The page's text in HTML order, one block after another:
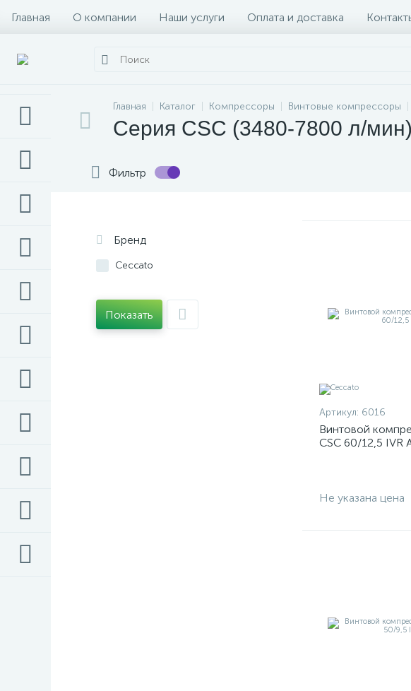
Главная О компании Наши услуги Оплата и доставка
Главная Каталог Компрессоры Винтовые компрессоры
Серия CSC (3480-7800 л/мин)
Фильтр
Бренд
Ceccato
Показать
Артикул: 6016
Винтовой
CSC 60/12,5 IVR
Не указана цена